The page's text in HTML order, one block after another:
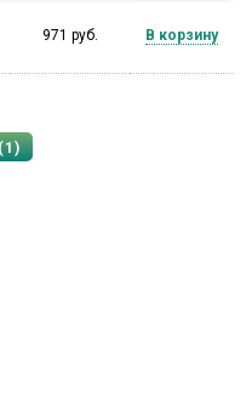
971 руб. В корзину